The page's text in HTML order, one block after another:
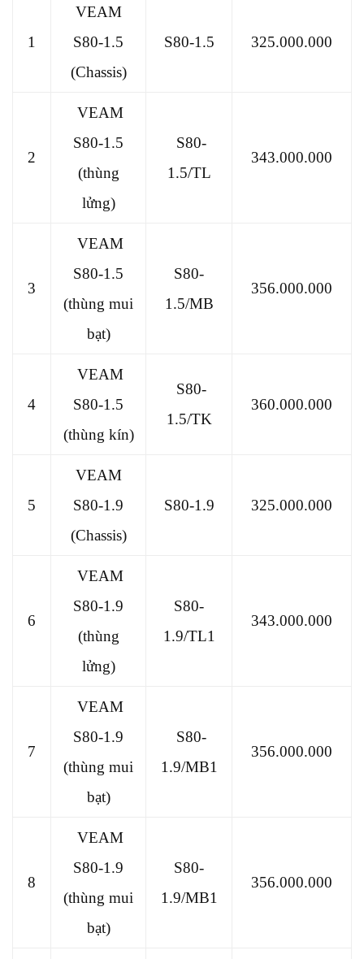
1
VEAM
S80-1.5
(Chassis)
S80-1.5 325.000.000
2
VEAM
S80-1.5
(thùng
lửng)
S80-
1.5/TL
343.000.000
3
VEAM
S80-1.5
(thùng mui
bạt)
S80-
1.5/MB
356.000.000
4
VEAM
S80-1.5
(thùng kín)
S80-
1.5/TK
360.000.000
5
VEAM
S80-1.9
(Chassis)
S80-1.9 325.000.000
6
VEAM
S80-1.9
(thùng
lửng)
S80-
1.9/TL1
343.000.000
7
VEAM
S80-1.9
(thùng mui
bạt)
S80-
1.9/MB1
356.000.000
8
VEAM
S80-1.9
(thùng mui
bạt)
S80-
1.9/MB1
356.000.000